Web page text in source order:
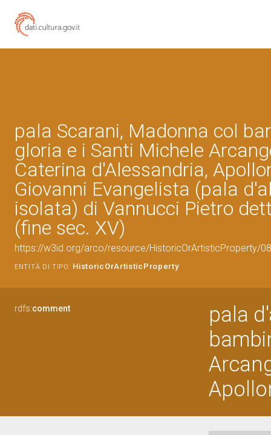
pala Scarani, Madonna col
gloria e i Santi Michele
Caterina d'Alessandria,
Giovanni Evangelista (pala
isolata) di Vannucci Pietro
(fine sec. XV)
https://w3id.org/arco/resource/HistoricOrArtisticProperty/
ENTITÀ DI TIPO: HistoricOrArtisticProperty
rdfs:comment
pala